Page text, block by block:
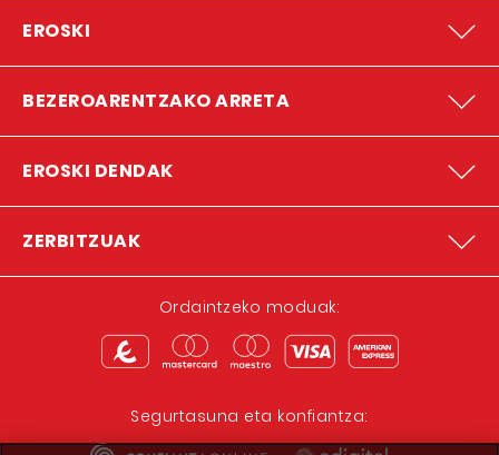
EROSKI
BEZEROARENTZAKO ARRETA
EROSKI DENDAK
ZERBITZUAK
Ordaintzeko moduak:
Segurtasuna eta konfiantza: